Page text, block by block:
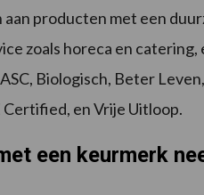
producten met een
zoals horeca en catering,
Biologisch, Beter
en Vrije Uitloop.
een keurmerk